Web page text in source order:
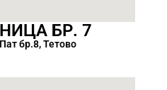
БР. 7
бр.8, Тетово